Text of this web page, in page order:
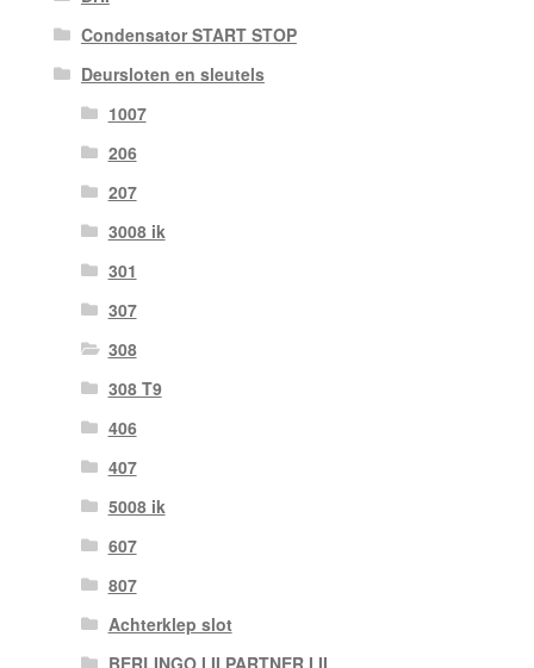
Condensator START STOP
Deursloten en sleutels
1007
206
207
3008 ik
301
307
308
308 T9
406
407
5008 ik
607
807
Achterklep slot